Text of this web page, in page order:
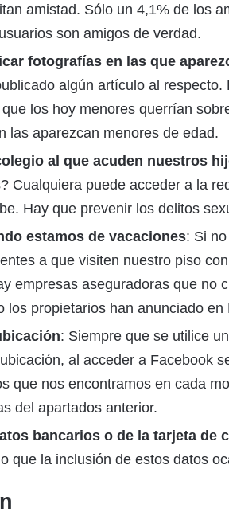
amistad. Sólo un 4,1% de los
son amigos de verdad.
fotografías en las que
algún artículo al
los hoy menores querrían
las aparezcan menores de edad.
al que acuden nuestros
Cualquiera puede acceder a la
Hay que prevenir los delitos
estamos de vacaciones: Si
a que visiten nuestro piso
empresas aseguradoras que no
los propietarios han anunciado
: Siempre que se utilice
al acceder a Facebook
que nos encontramos en cada
del apartados anterior.
bancarios o de la tarjeta de
que la inclusión de estos datos